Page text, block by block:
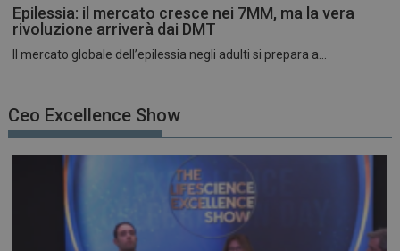
Epilessia: il mercato cresce nei 7MM, ma la vera
rivoluzione arriverà dai DMT
Il mercato globale dell’epilessia negli adulti si prepara a...
Ceo Excellence Show